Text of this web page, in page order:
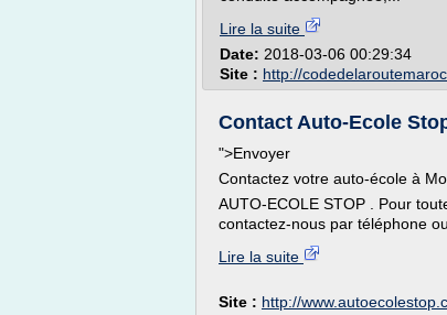
Lire la suite
Date: 2018-03-06 00:29:34
Site : http://
Contact Auto-Ecole
">Envoyer
Contactez votre auto-école à
AUTO-ECOLE STOP . Pour
contactez-nous par téléphone ou
Lire la suite
Site : http://